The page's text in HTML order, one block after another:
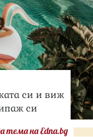
си и виж
си
тема на Edna.bg